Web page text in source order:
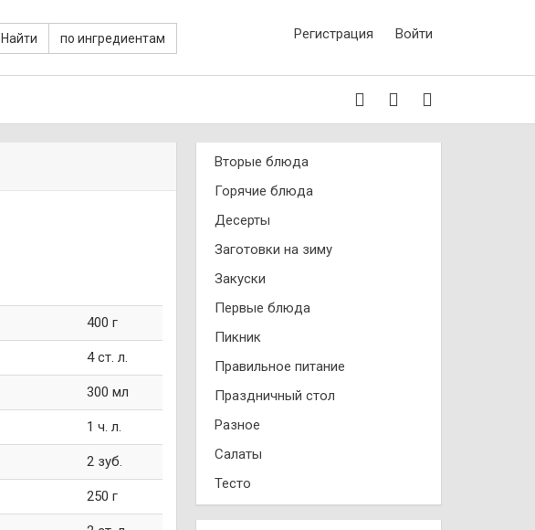
Найти по ингредиентам Регистрация Войти
400 г
4 ст. л.
300 мл
1 ч. л.
2 зуб.
250 г
Вторые блюда
Горячие блюда
Десерты
Заготовки на зиму
Закуски
Первые блюда
Пикник
Правильное питание
Праздничный стол
Разное
Салаты
Тесто